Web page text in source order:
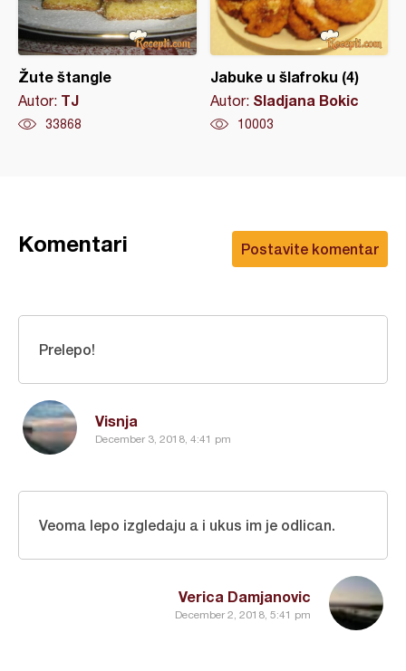
Žute štangle
Autor: TJ
33868
Jabuke u šlafroku (4)
Autor: Sladjana Bokic
10003
Postavite komentar
Komentari
Visnja
December 3, 2018, 4:41 pm
Prelepo!
Verica Damjanovic
December 2, 2018, 5:41 pm
Veoma lepo izgledaju a i ukus im je odlican.